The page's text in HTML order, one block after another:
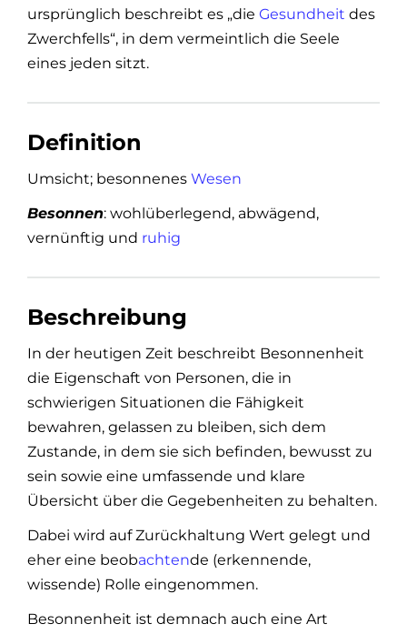
ursprünglich beschreibt es „die Gesundheit des
Zwerchfells“, in dem vermeintlich die Seele
eines jeden sitzt.
Definition
Umsicht; besonnenes Wesen
Besonnen: wohlüberlegend, abwägend,
vernünftig und ruhig
Beschreibung
In der heutigen Zeit beschreibt Besonnenheit
die Eigenschaft von Personen, die in
schwierigen Situationen die Fähigkeit
bewahren, gelassen zu bleiben, sich dem
Zustande, in dem sie sich befinden, bewusst zu
sein sowie eine umfassende und klare
Übersicht über die Gegebenheiten zu behalten.
Dabei wird auf Zurückhaltung Wert gelegt und
eher eine beobachtende (erkennende,
wissende) Rolle eingenommen.
Besonnenheit ist demnach auch eine Art